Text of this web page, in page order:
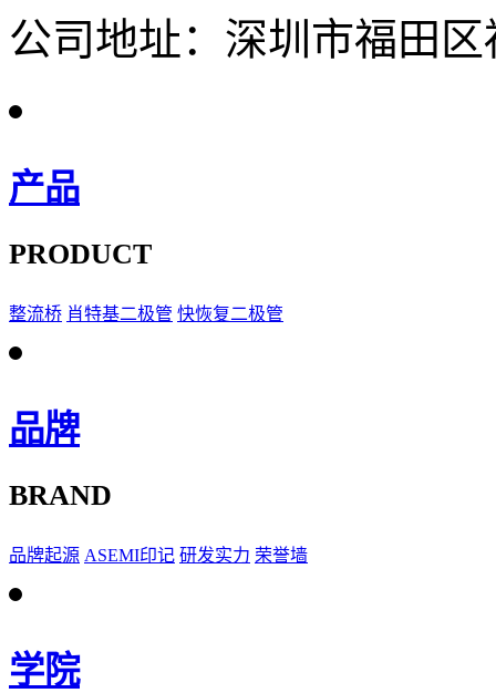
公司地址：深圳市福田
产品
PRODUCT
整流桥 肖特基二极管 快恢复二极管
品牌
BRAND
品牌起源 ASEMI印记 研发实力 荣誉墙
学院